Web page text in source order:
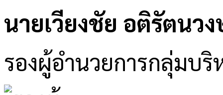
นายเวียงชัย อติรัตนว
รองผู้อำนวยการกลุ่มบริ